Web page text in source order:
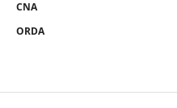
CNA
ORDA